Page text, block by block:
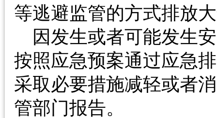
等逃避监管的方式排
因发生或者可能发生
按照应急预案通过应急
采取必要措施减轻或者
管部门报告。